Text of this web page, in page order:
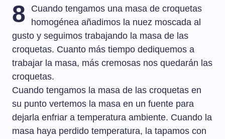
8
Cuando tengamos una masa de croquetas
homogénea añadimos la nuez moscada al
gusto y seguimos trabajando la masa de las
croquetas. Cuanto más tiempo dediquemos a
trabajar la masa, más cremosas nos quedarán las
croquetas.
Cuando tengamos la masa de las croquetas en
su punto vertemos la masa en un fuente para
dejarla enfriar a temperatura ambiente. Cuando la
masa haya perdido temperatura, la tapamos con